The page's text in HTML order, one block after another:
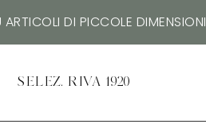
ARTICOLI DI PICCOLE DIMENSIONI
SELEZ. RIVA 1920